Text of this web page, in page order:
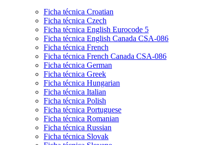
Ficha técnica Croatian
Ficha técnica Czech
Ficha técnica English Eurocode 5
Ficha técnica English Canada CSA-086
Ficha técnica French
Ficha técnica French Canada CSA-086
Ficha técnica German
Ficha técnica Greek
Ficha técnica Hungarian
Ficha técnica Italian
Ficha técnica Polish
Ficha técnica Portuguese
Ficha técnica Romanian
Ficha técnica Russian
Ficha técnica Slovak